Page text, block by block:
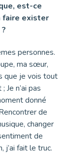
est-ce
faire exister
personnes.
ma sœur,
que je vois tout
Je n’ai pas
donné
de
changer
de
j’ai fait le truc.